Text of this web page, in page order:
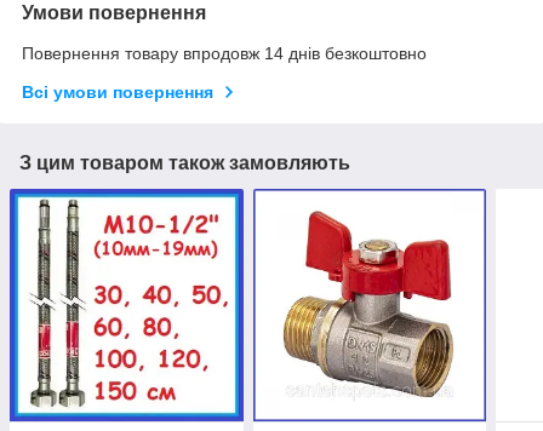
Умови повернення
Повернення товару впродовж 14 днів безкоштовно
Всі умови повернення
З цим товаром також замовляють